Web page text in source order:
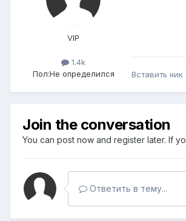
VIP
1.4k
Пол:Не определился Вставить ник
Join the conversation
You can post now and register later. If
Ответить в тему...